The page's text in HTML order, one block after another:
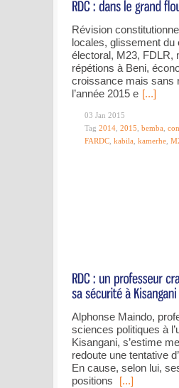
Révision
locales, glissement du
électoral, M23, FDLR,
répétions à Beni,
croissance mais sans
l’année 2015 e [...]
03 Jan 2015
Tag 2014 2015 bemba
FARDC kabila kamerhe
Alphonse Maindo,
sciences politiques à
Kisangani, s’estime
redoute une tentative
En cause, selon lui,
positions
[...]